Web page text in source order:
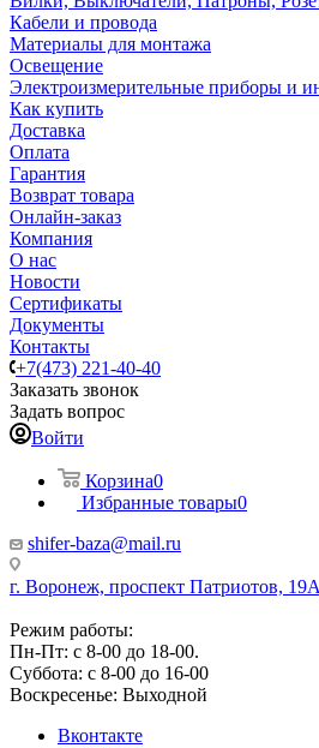
Кабели и провода
Материалы для монтажа
Освещение
Электроизмерительные приборы и
Как купить
Доставка
Оплата
Гарантия
Возврат товара
Онлайн-заказ
Компания
О нас
Новости
Сертификаты
Документы
Контакты
+7(473) 221-40-40
Заказать звонок
Задать вопрос
Войти
Корзина0
Избранные товары0
shifer-baza@mail.ru
г. Воронеж, проспект Патриотов, 19А
Режим работы:
Пн-Пт: с 8-00 до 18-00.
Суббота: с 8-00 до 16-00
Воскресенье: Выходной
Вконтакте